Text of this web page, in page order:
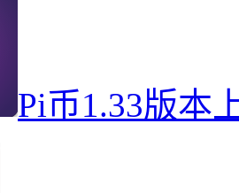
Pi币1.33版本